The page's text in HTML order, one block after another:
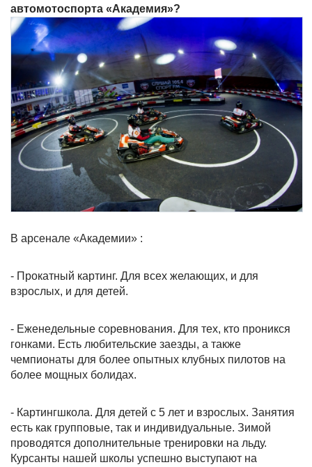
автомотоспорта «Академия»?
В арсенале «Академии» :
- Прокатный картинг. Для всех желающих, и для
взрослых, и для детей.
- Еженедельные соревнования. Для тех, кто проникся
гонками. Есть любительские заезды, а также
чемпионаты для более опытных клубных пилотов на
более мощных болидах.
- Картингшкола. Для детей с 5 лет и взрослых. Занятия
есть как групповые, так и индивидуальные. Зимой
проводятся дополнительные тренировки на льду.
Курсанты нашей школы успешно выступают на